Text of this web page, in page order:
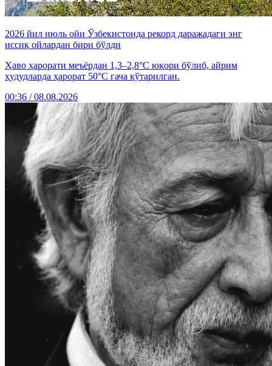
2026 йил июль ойи Ўзбекистонда рекорд даражадаги энг
иссиқ ойлардан бири бўлди
Ҳаво ҳарорати меъёрдан 1,3–2,8°C юқори бўлиб, айрим
ҳудудларда ҳарорат 50°C гача кўтарилган.
00:36 / 08.08.2026